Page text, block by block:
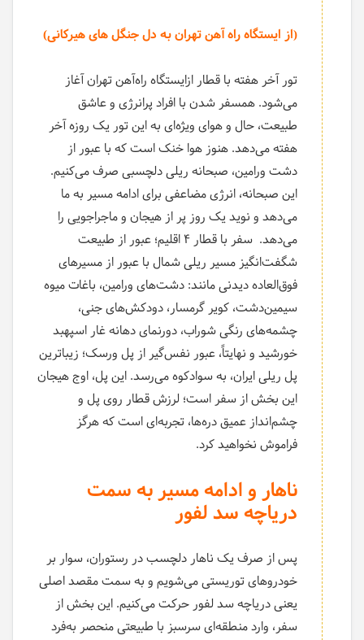
(از ایستگاه راه آهن تهران به دل جنگل های هیرکانی)
تور آخر هفته با قطار ازایستگاه راه‌آهن تهران آغاز
می‌شود. همسفر شدن با افراد پرانرژی و عاشق
طبیعت، حال و هوای ویژه‌ای به این تور یک روزه آخر
هفته می‌دهد. هنوز هوا خنک است که با عبور از
دشت ورامین، صبحانه ریلی دلچسبی صرف می‌کنیم.
این صبحانه، انرژی مضاعفی برای ادامه مسیر به ما
می‌دهد و نوید یک روز پر از هیجان و ماجراجویی را
می‌دهد. سفر با قطار 4 اقلیم؛ عبور از طبیعت
شگفت‌انگیز مسیر ریلی شمال با عبور از مسیرهای
فوق‌العاده دیدنی مانند: دشت‌های ورامین، باغات میوه
سیمین‌دشت، کویر گرمسار، دودکش‌های جنی،
چشمه‌های رنگی شوراب، دورنمای دهانه غار اسپهبد
خورشید و نهایتاً، عبور نفس‌گیر از پل ورسک؛ زیباترین
پل ریلی ایران، به سوادکوه می‌رسد. این پل، اوج هیجان
این بخش از سفر است؛ لرزش قطار روی پل و
چشم‌انداز عمیق دره‌ها، تجربه‌ای است که هرگز
فراموش نخواهید کرد.
ناهار و ادامه مسیر به سمت
دریاچه سد لفور
پس از صرف یک ناهار دلچسب در رستوران، سوار بر
خودروهای توریستی می‌شویم و به سمت مقصد اصلی
یعنی دریاچه سد لفور حرکت می‌کنیم. این بخش از
سفر، وارد منطقه‌ای سرسبز با طبیعتی منحصر به‌فرد